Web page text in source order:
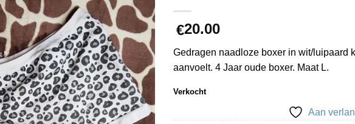
Aan
verlanglijst
toevoegen
€20.00
Gedragen naadloze boxer in wit/luipaard
aanvoelt. 4 Jaar oude boxer. Maat L.
Verkocht
Aan